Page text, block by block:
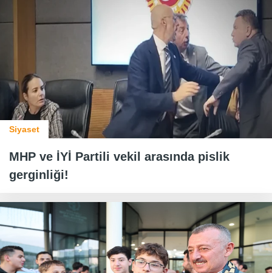
Siyaset
MHP ve İYİ Partili vekil arasında pislik
gerginliği!